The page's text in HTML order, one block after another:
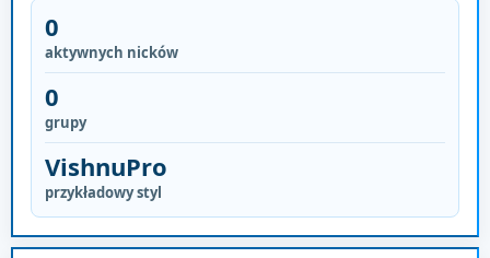
0
aktywnych nicków
0
grupy
VishnuPro
przykładowy styl